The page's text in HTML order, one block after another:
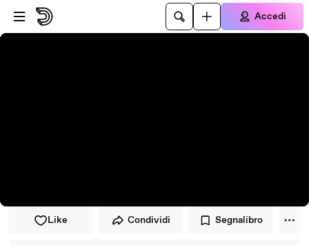
Vai al lettore
Passa al contenuto principale
Accedi
Like Condividi Segnalibro